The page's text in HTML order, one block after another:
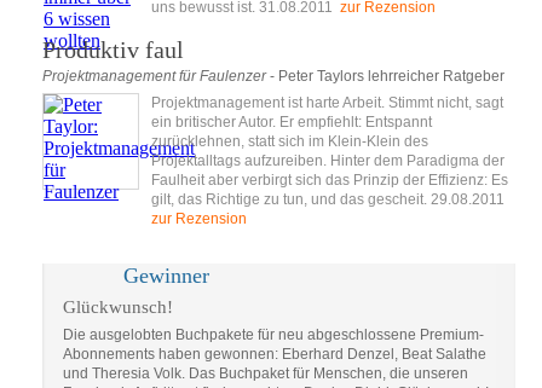
uns bewusst ist. 31.08.2011 zur Rezension
Produktiv faul
Projektmanagement für Faulenzer- Peter Taylors lehrreicher Ratgeber
Projektmanagement ist harte Arbeit. Stimmt nicht, sagt
ein britischer Autor. Er empfiehlt: Entspannt
zurücklehnen, statt sich im Klein-Klein des
Projektalltags aufzureiben. Hinter dem Paradigma der
Faulheit aber verbirgt sich das Prinzip der Effizienz: Es
gilt, das Richtige zu tun, und das gescheit. 29.08.2011
zur Rezension
Gewinner
Glückwunsch!
Die ausgelobten Buchpakete für neu abgeschlossene Premium-
Abonnements haben gewonnen: Eberhard Denzel, Beat Salathe
und Theresia Volk. Das Buchpaket für Menschen, die unseren